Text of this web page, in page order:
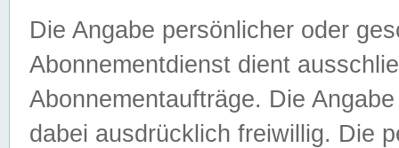
Die Angabe persönlicher oder
Abonnementdienst dient
Abonnementaufträge. Die
dabei ausdrücklich freiwillig. Die